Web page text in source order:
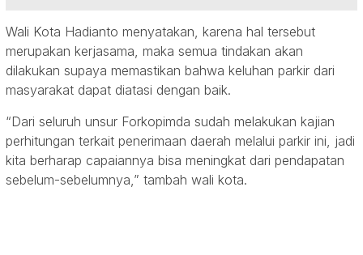
Wali Kota Hadianto menyatakan, karena hal tersebut
merupakan kerjasama, maka semua tindakan akan
dilakukan supaya memastikan bahwa keluhan parkir dari
masyarakat dapat diatasi dengan baik.
“Dari seluruh unsur Forkopimda sudah melakukan kajian
perhitungan terkait penerimaan daerah melalui parkir ini, jadi
kita berharap capaiannya bisa meningkat dari pendapatan
sebelum-sebelumnya,” tambah wali kota.